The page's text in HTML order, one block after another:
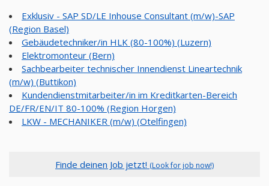
Exklusiv - SAP SD/LE Inhouse Consultant (m/w)-SAP
(Region Basel)
Gebäudetechniker/in HLK (80-100%) (Luzern)
Elektromonteur (Bern)
Sachbearbeiter technischer Innendienst Lineartechnik
(m/w) (Buttikon)
Kundendienstmitarbeiter/in im Kreditkarten-Bereich
DE/FR/EN/IT 80-100% (Region Horgen)
LKW - MECHANIKER (m/w) (Otelfingen)
Finde deinen Job jetzt! (Look for job now!)